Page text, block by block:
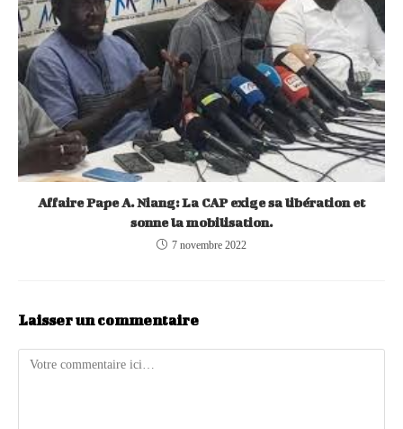
Affaire Pape A. Niang: La CAP exige sa libération et
sonne la mobilisation.
7 novembre 2022
Laisser un commentaire